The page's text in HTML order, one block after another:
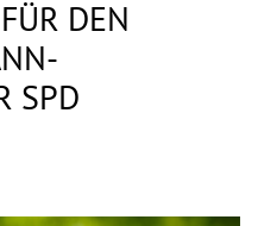
DEN
SPD